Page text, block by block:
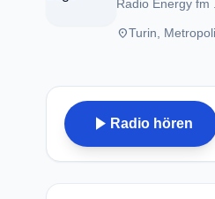
Radio Energy fm
placeTurin,
play_arrow Radio hören